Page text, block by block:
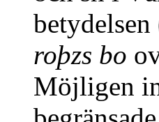
roþzs bo
Möjligen